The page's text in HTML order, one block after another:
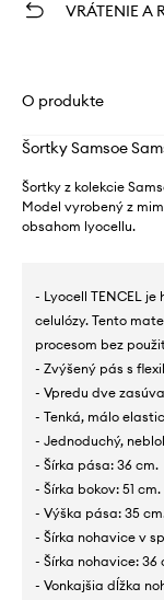
VRÁTENIE A
O produkte
Šortky Samsoe
Šortky z kolekcie
Model vyrobený z
obsahom lyocellu.
- Lyocell TENCEL
celulózy. Tento
procesom bez
- Zvýšený pás s
- Vpredu dve
- Tenká, málo
- Jednoduchý,
- Šírka pása: 36 cm.
- Šírka bokov: 51 cm.
- Výška pása: 35
- Šírka nohavice v
- Šírka nohavice: 36
- Vonkajšia dĺžka